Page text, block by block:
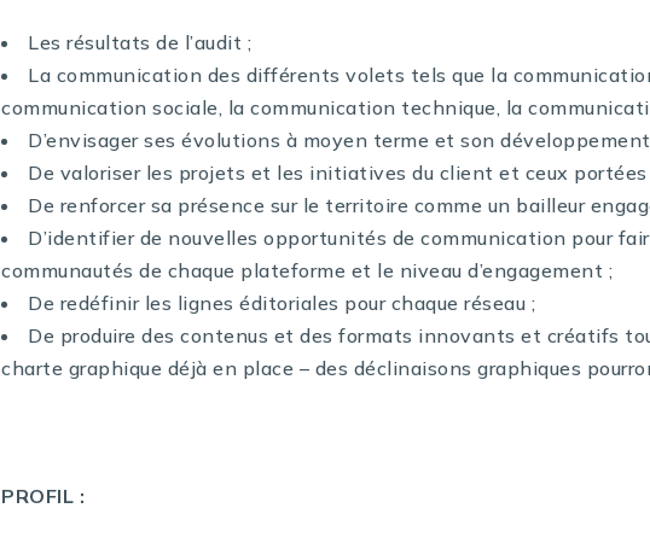
Les résultats de l’audit ;
La communication des différents volets tels que la
communication sociale, la communication technique, la
D’envisager ses évolutions à moyen terme et son
De valoriser les projets et les initiatives du client et ceux
De renforcer sa présence sur le territoire comme un bailleur
D’identifier de nouvelles opportunités de communication pour
communautés de chaque plateforme et le niveau d’engagement ;
De redéfinir les lignes éditoriales pour chaque réseau ;
De produire des contenus et des formats innovants et créatifs
charte graphique déjà en place – des déclinaisons graphiques
PROFIL :